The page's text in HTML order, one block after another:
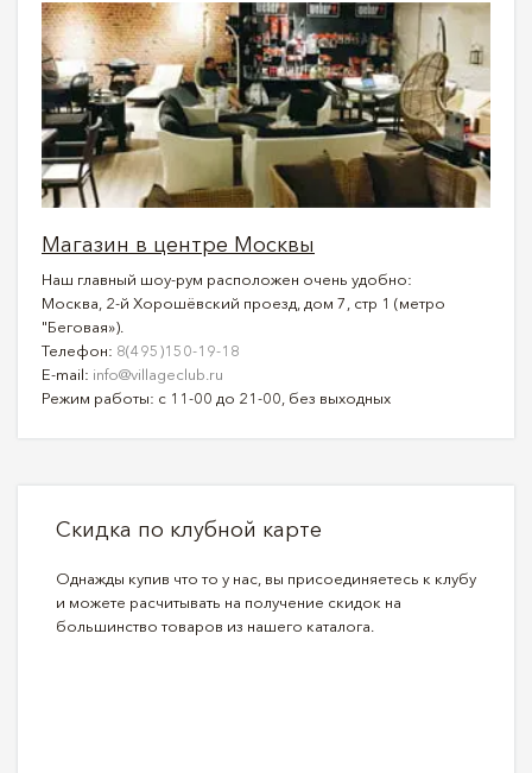
Магазин в центре Москвы
Наш главный шоу-рум расположен очень удобно:
Москва, 2-й Хорошёвский проезд, дом 7, стр 1 (метро
"Беговая»).
Телефон: 8(495)150-19-18
E-mail: info@villageclub.ru
Режим работы: с 11-00 до 21-00, без выходных
Скидка по клубной карте
Однажды купив что то у нас, вы присоединяетесь к клубу
и можете расчитывать на получение скидок на
большинство товаров из нашего каталога.